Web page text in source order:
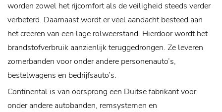
worden zowel het rijcomfort als de veiligheid steeds verder
verbeterd. Daarnaast wordt er veel aandacht besteed aan
het creëren van een lage rolweerstand. Hierdoor wordt het
brandstofverbruik aanzienlijk teruggedrongen. Ze leveren
zomerbanden voor onder andere personenauto’s,
bestelwagens en bedrijfsauto’s.
Continental is van oorsprong een Duitse fabrikant voor
onder andere autobanden, remsystemen en